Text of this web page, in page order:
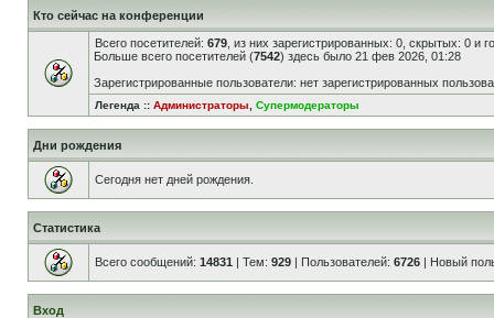
Кто сейчас на конференции
Всего посетителей: 679 , из них зарегистрированных: 0, скрытых: 0 и
Больше всего посетителей (7542) здесь было 21 фев 2026, 01:28
Зарегистрированные пользователи: нет зарегистрированных
Легенда :: Администраторы Супермодераторы
Дни рождения
Сегодня нет дней рождения.
Статистика
Всего сообщений: 14831 | Тем: 929 | Пользователей: 6726 | Новый
Вход